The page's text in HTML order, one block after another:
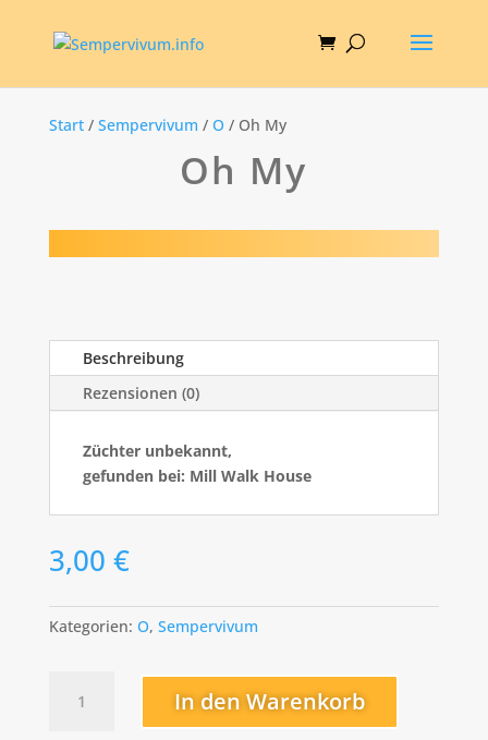
Start/ Sempervivum / O / Oh My
Oh My
Beschreibung
Rezensionen (0)
Züchter unbekannt,
gefunden bei: Mill Walk House
3,00 €
Kategorien: O, Sempervivum
In den Warenkorb